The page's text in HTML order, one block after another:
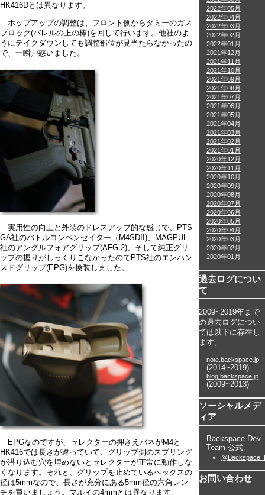
HK416Dとは異なります。
ホップアップの調整は、フロント側からダミーのガス
ブロック(バレルの上の棒)を回して行います。他社のよ
うにテイクダウンしても調整部位が見当たらなかったの
で、一瞬戸惑いました。
実用性の向上と外装のドレスアップ的な感じで、PTS
GA社のバトルコンペンセイター（M4SDII)、MAGPUL
社のアングルフォアグリップ(AFG-2)、そして純正グリ
ップの握りがしっくりこなかったのでPTS社のエンハン
スドグリップ(EPG)を換装しました。
EPGなのですが、セレクターの押さえバネがM4と
HK416では長さが違っていて、グリップ側のスプリング
が潜り込む穴を埋めないとセレクターが正常に動作しな
くなります。それと、グリップを止めているヘックスの
径は5mmなので、長さが充分にある5mm径の六角レン
チを買いましょう。マルイの4mmとは異なります。
2022年05月
2022年04月
2022年03月
2022年02月
2022年01月
2021年12月
2021年11月
2021年10月
2021年09月
2021年08月
2021年07月
2021年06月
2021年05月
2021年04月
2021年03月
2021年02月
2021年01月
2020年12月
2020年11月
2020年10月
2020年09月
2020年08月
2020年07月
2020年06月
2020年05月
2020年04月
2020年03月
2020年02月
2020年01月
過去ログについ
て
2009~2019年まで
の過去ログについ
ては以下に存在し
ます。
note.backspace.jp
(2014~2019)
blog.backspace.jp
(2009~2013)
ソーシャルメデ
ィア
Backspace Dev-
Team 公式
お問い合わせ